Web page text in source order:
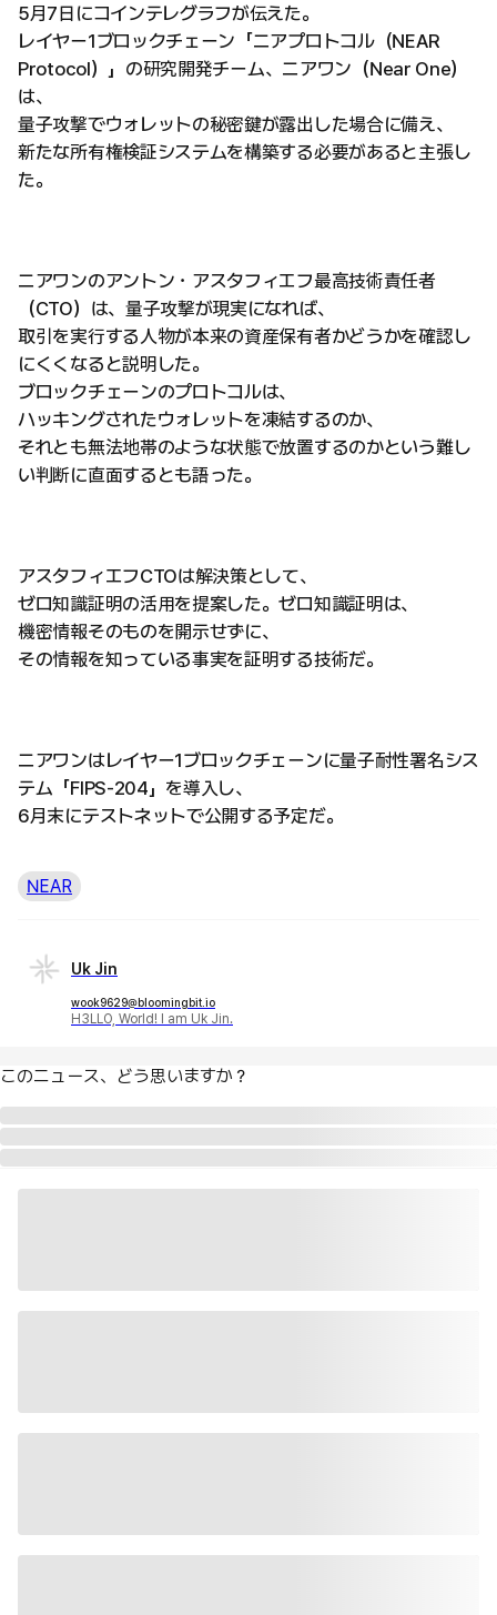
5月7日にコインテレグラフが伝えた。
レイヤー1ブロックチェーン「ニアプロトコル（NEAR
Protocol）」の研究開発チーム、ニアワン（Near One）
は、
量子攻撃でウォレットの秘密鍵が露出した場合に備え、
新たな所有権検証システムを構築する必要があると主張し
た。
ニアワンのアントン・アスタフィエフ最高技術責任者
（CTO）は、量子攻撃が現実になれば、
取引を実行する人物が本来の資産保有者かどうかを確認し
にくくなると説明した。
ブロックチェーンのプロトコルは、
ハッキングされたウォレットを凍結するのか、
それとも無法地帯のような状態で放置するのかという難し
い判断に直面するとも語った。
アスタフィエフCTOは解決策として、
ゼロ知識証明の活用を提案した。ゼロ知識証明は、
機密情報そのものを開示せずに、
その情報を知っている事実を証明する技術だ。
ニアワンはレイヤー1ブロックチェーンに量子耐性署名シス
テム「FIPS-204」を導入し、
6月末にテストネットで公開する予定だ。
NEAR
Uk Jin
wook9629@bloomingbit.io
H3LLO, World! I am Uk Jin.
このニュース、どう思いますか？